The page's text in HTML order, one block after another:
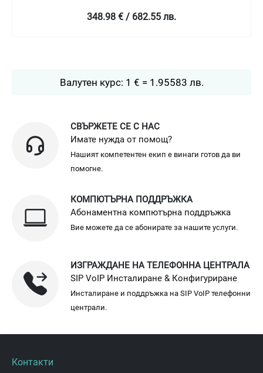
349 € / 682.58 лв.
Валутен курс: 1 € = 1.95583 лв.
СВЪРЖЕТЕ СЕ С НАС
Имате нужда от помощ?
Нашият компетентен екип е винаги готов да ви
помогне.
КОМПЮТЪРНА ПОДДРЪЖКА
Абонаментна компютърна поддръжка
Вие можете да се абонирате за нашите услуги.
ИЗГРАЖДАНЕ НА ТЕЛЕФОННА ЦЕНТРАЛА
SIP VoIP Инсталиране & Конфигуриране
Инсталиране и поддръжка на SIP VoIP телефонни
централи.
Контакти